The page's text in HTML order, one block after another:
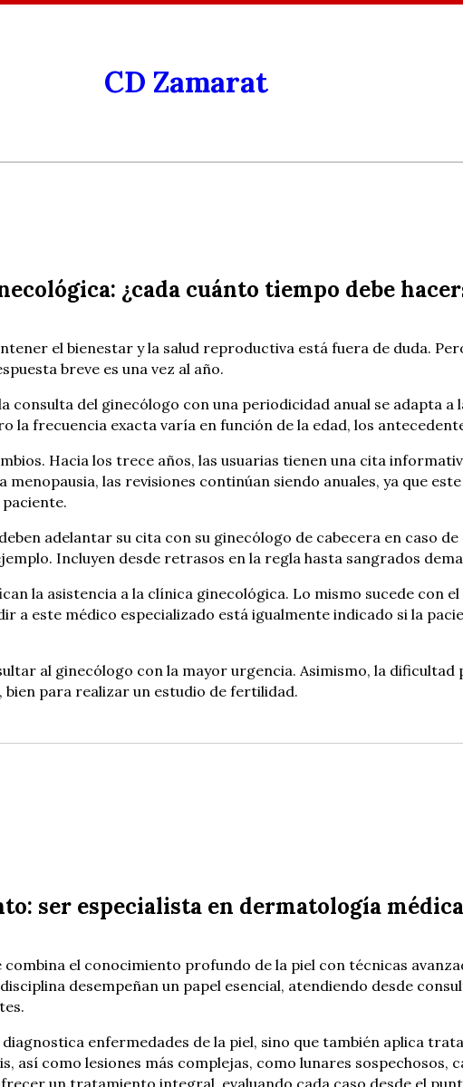
CD Zamarat
¿cada cuánto tiempo debe
el bienestar y la salud reproductiva está fuera de duda.
breve es una vez al año.
consulta del ginecólogo con una periodicidad anual se adapta
la frecuencia exacta varía en función de la edad, los
Hacia los trece años, las usuarias tienen una cita
las revisiones continúan siendo anuales, ya que
adelantar su cita con su ginecólogo de cabecera en caso
Incluyen desde retrasos en la regla hasta sangrados
la asistencia a la clínica ginecológica. Lo mismo sucede con
a este médico especializado está igualmente indicado si la
al ginecólogo con la mayor urgencia. Asimismo, la
para realizar un estudio de fertilidad.
ser especialista en dermatología
el conocimiento profundo de la piel con técnicas
desempeñan un papel esencial, atendiendo desde
enfermedades de la piel, sino que también aplica
así como lesiones más complejas, como lunares sospechosos,